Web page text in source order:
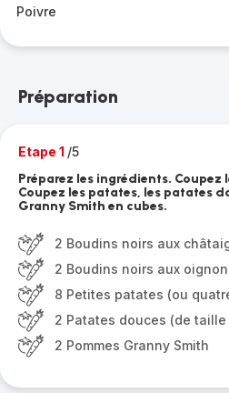
Poivre
Préparation
Etape 1 /5
Préparez les ingrédients. Coupez
Coupez les patates, les patates
Granny Smith en cubes.
2 Boudins noirs aux
2 Boudins noirs aux
8 Petites patates (ou
2 Patates douces (de taille
2 Pommes Granny Smith